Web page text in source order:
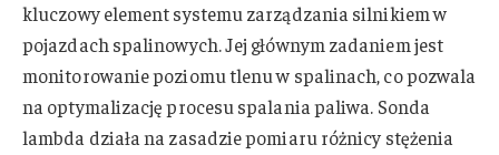
kluczowy element systemu zarządzania silnikiem w
pojazdach spalinowych. Jej głównym zadaniem jest
monitorowanie poziomu tlenu w spalinach, co pozwala
na optymalizację procesu spalania paliwa. Sonda
lambda działa na zasadzie pomiaru różnicy stężenia